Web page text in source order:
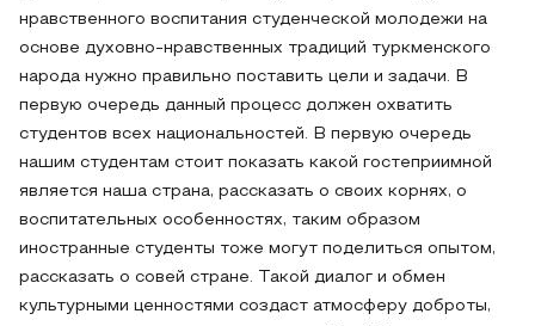
нравственного воспитания студенческой молодежи на
основе духовно-нравственных традиций туркменского
народа нужно правильно поставить цели и задачи. В
первую очередь данный процесс должен охватить
студентов всех национальностей. В первую очередь
нашим студентам стоит показать какой гостеприимной
является наша страна, рассказать о своих корнях, о
воспитательных особенностях, таким образом
иностранные студенты тоже могут поделиться опытом,
рассказать о совей стране. Такой диалог и обмен
культурными ценностями создаст атмосферу доброты,